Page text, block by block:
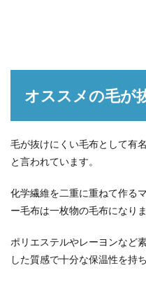
オススメの毛が
毛が抜けにくい毛布として有
と言われています。
化学繊維を二重に重ねて作る
ー毛布は一枚物の毛布になりま
ポリエステルやレーヨンなど
した質感で十分な保温性を持